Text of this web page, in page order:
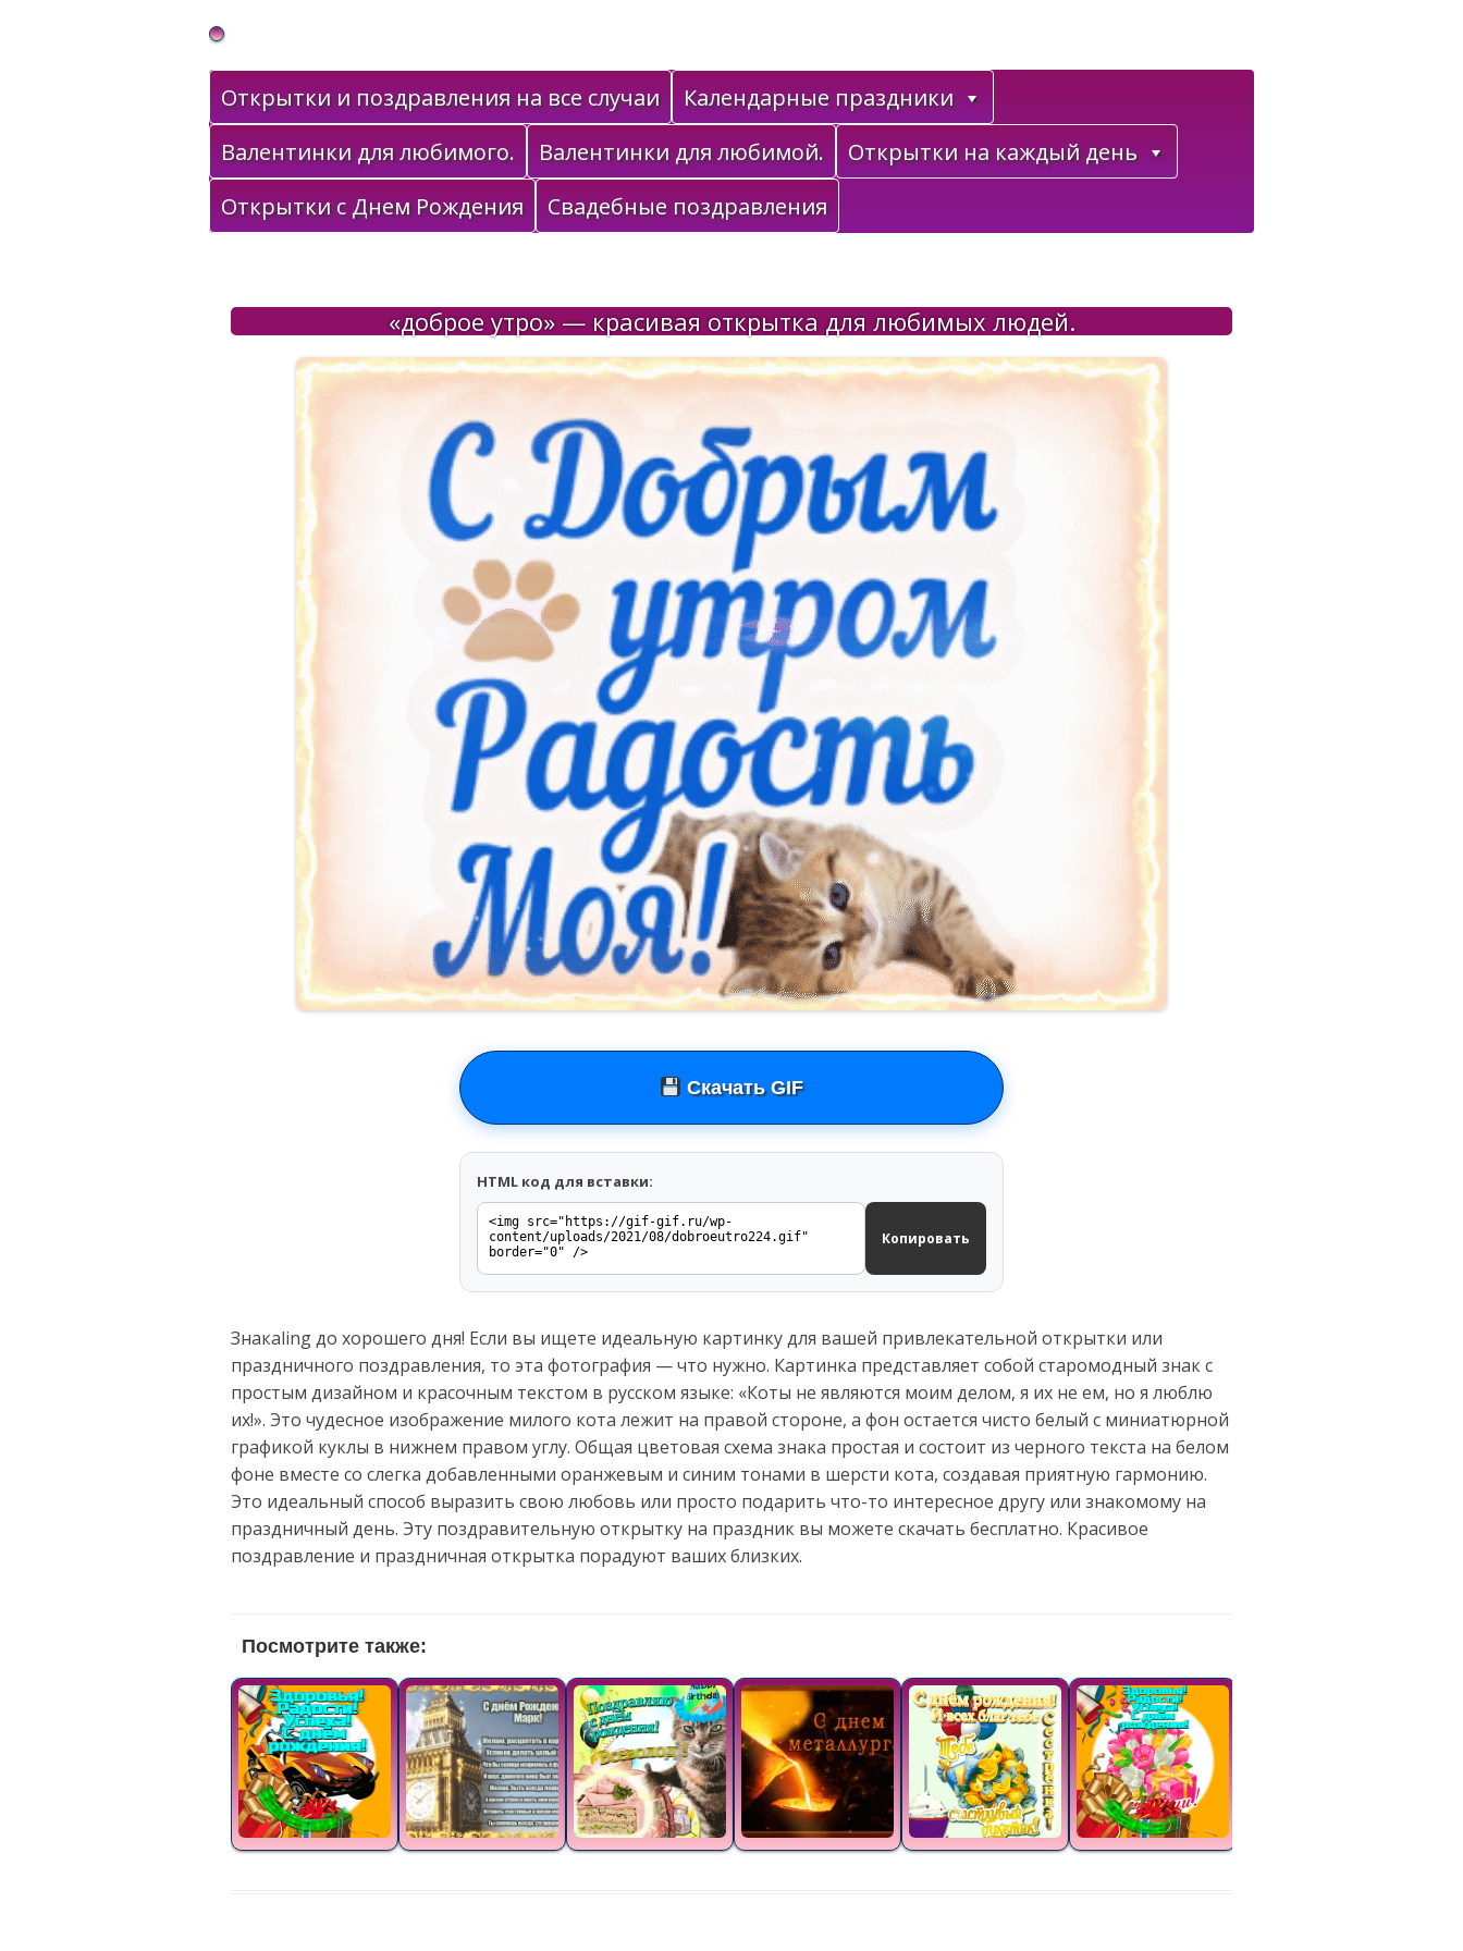
Gif Открытки в подарок
Открытки и поздравления на все случаи
Календарные праздники
Валентинки для любимого.
Валентинки для любимой.
Открытки на каждый день
Открытки с Днем Рождения
Свадебные поздравления
«доброе утро» — красивая открытка для любимых людей.
Скачать GIF
HTML код для вставки:
Копировать
Знакaling до хорошего дня! Если вы ищете идеальную картинку для вашей привлекательной открытки или
праздничного поздравления, то эта фотография — что нужно. Картинка представляет собой старомодный знак с
простым дизайном и красочным текстом в русском языке: «Коты не являются моим делом, я их не ем, но я люблю
их!». Это чудесное изображение милого кота лежит на правой стороне, а фон остается чисто белый с миниатюрной
графикой куклы в нижнем правом углу. Общая цветовая схема знака простая и состоит из черного текста на белом
фоне вместе со слегка добавленными оранжевым и синим тонами в шерсти кота, создавая приятную гармонию.
Это идеальный способ выразить свою любовь или просто подарить что-то интересное другу или знакомому на
праздничный день. Эту поздравительную открытку на праздник вы можете скачать бесплатно. Красивое
поздравление и праздничная открытка порадуют ваших близких.
Посмотрите также: